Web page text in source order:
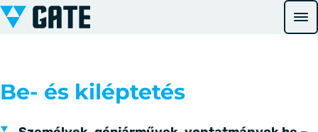
Ugrás a tartalomhoz
Be- és kiléptetés